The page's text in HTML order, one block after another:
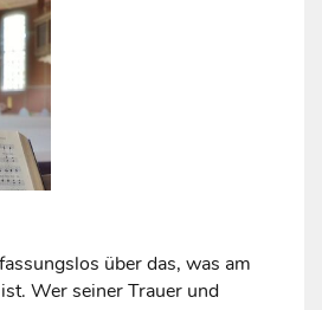
über das, was am
Wer seiner Trauer und